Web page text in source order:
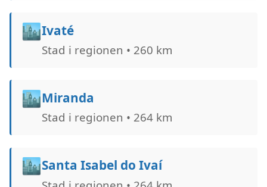
🏙️Ivaté
Stad i regionen • 260 km
🏙️Miranda
Stad i regionen • 264 km
🏙️Santa Isabel do Ivaí